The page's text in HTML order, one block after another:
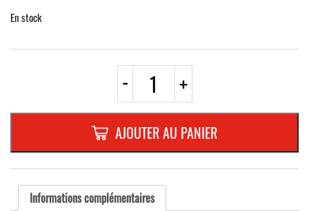
En stock
- quantité
AUTOCOLLANT
"MATIERE
SOLIDE
INFLAMMABLE"
+
AJOUTER AU PANIER
Informations complémentaires